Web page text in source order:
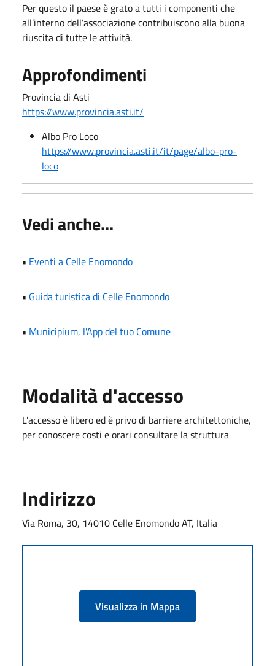
Per questo il paese è grato a tutti i componenti che
all’interno dell’associazione contribuiscono alla buona
riuscita di tutte le attività.
Approfondimenti
Provincia di Asti
https://www.provincia.asti.it/
Albo Pro Loco
https://www.provincia.asti.it/it/page/albo-pro-
loco
Vedi anche...
• Eventi a Celle Enomondo
• Guida turistica di Celle Enomondo
• Municipium, l'App del tuo Comune
Modalità d'accesso
L'accesso è libero ed è privo di barriere architettoniche,
per conoscere costi e orari consultare la struttura
Indirizzo
Via Roma, 30, 14010 Celle Enomondo AT, Italia
Visualizza in Mappa